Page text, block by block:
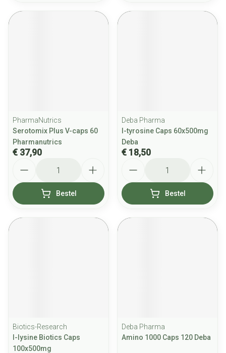
PharmaNutrics
Serotomix Plus V-caps 60
Pharmanutrics
€ 37,90
Bestel
Deba Pharma
l-tyrosine Caps 60x500mg
Deba
€ 18,50
Bestel
Biotics-Research
l-lysine Biotics Caps
100x500mg
Deba Pharma
Amino 1000 Caps 120 Deba